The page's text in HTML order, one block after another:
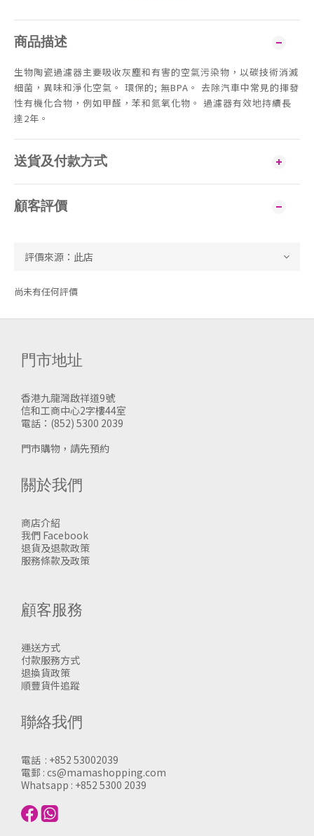
商品描述
生物陶瓷過濾器主要吸收灰塵和有害的空氣污染物，以碳技術消滅
細菌，異味和淨化空氣。 環保的; 無BPA。 去除汽車中常見的揮發
性有機化合物，例如甲醛，苯和氮氧化物。 過濾器有效地持續長
達2年。
送貨及付款方式
顧客評價
尚未有任何評價
門市地址
香港九龍灣啟祥道9號
信和工商中心2字樓44室
電話：(852) 5300 2039
門市購物，請先預約
關於我們
商店介紹
我們 Facebook
退貨及退款政策
服務條款及政策
顧客服務
運送方式
付款服務方式
退換貨政策
順豐貨件追蹤
聯絡我們
電話 : +852 53002039
電郵 : cs@mamashopping.com
Whatsapp : +852 5300 2039